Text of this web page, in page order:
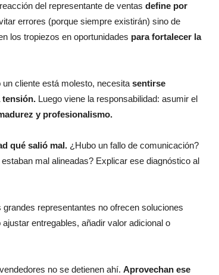
del representante de ventas define por
errores (porque siempre existirán) sino de
los tropiezos en oportunidades para fortalecer la
un cliente está molesto, necesita sentirse
tensión. Luego viene la responsabilidad: asumir el
y profesionalismo.
qué salió mal. ¿Hubo un fallo de comunicación?
mal alineadas? Explicar ese diagnóstico al
grandes representantes no ofrecen soluciones
ajustar entregables, añadir valor adicional o
no se detienen ahí. Aprovechan ese